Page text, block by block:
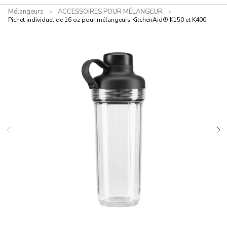
Mélangeurs > ACCESSOIRES POUR MÉLANGEUR
>
Pichet individuel de 16 oz pour mélangeurs KitchenAid® K150 et K400